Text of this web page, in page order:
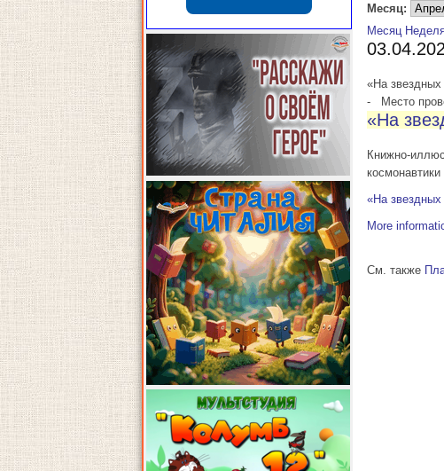
Месяц:
Месяц
«На звездных
-
Место
«На
Книжно-
космонавтики
«На звездных
More
См. также